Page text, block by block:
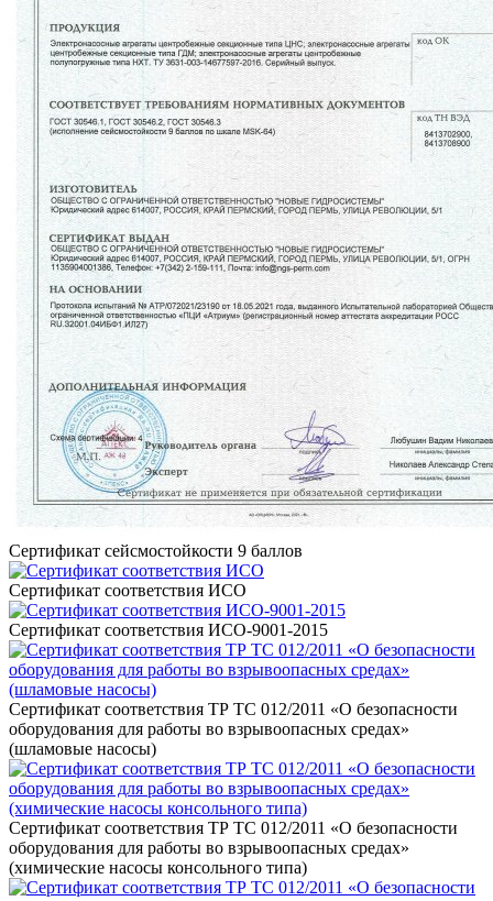
Сертификат сейсмостойкости 9 баллов
Сертификат соответствия ИСО
Сертификат соответствия ИСО-9001-2015
Сертификат соответствия ТР ТС 012/2011 «О безопасности
оборудования для работы во взрывоопасных средах»
(шламовые насосы)
Сертификат соответствия ТР ТС 012/2011 «О безопасности
оборудования для работы во взрывоопасных средах»
(химические насосы консольного типа)